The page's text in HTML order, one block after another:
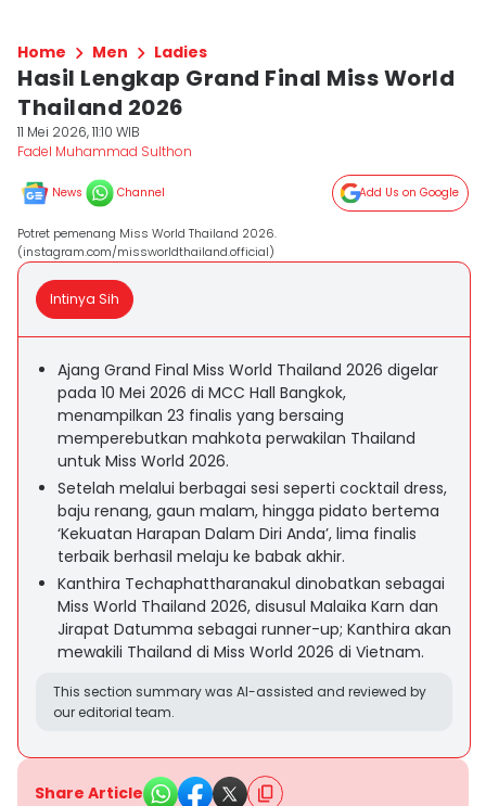
Home Men Ladies
Hasil Lengkap Grand Final Miss World
Thailand 2026
11 Mei 2026, 11:10 WIB
Fadel Muhammad Sulthon
News Channel Add Us on Google
Potret pemenang Miss World Thailand 2026.
(instagram.com/missworldthailand.official)
Intinya Sih
Ajang Grand Final Miss World Thailand 2026 digelar
pada 10 Mei 2026 di MCC Hall Bangkok,
menampilkan 23 finalis yang bersaing
memperebutkan mahkota perwakilan Thailand
untuk Miss World 2026.
Setelah melalui berbagai sesi seperti cocktail dress,
baju renang, gaun malam, hingga pidato bertema
‘Kekuatan Harapan Dalam Diri Anda’, lima finalis
terbaik berhasil melaju ke babak akhir.
Kanthira Techaphattharanakul dinobatkan sebagai
Miss World Thailand 2026, disusul Malaika Karn dan
Jirapat Datumma sebagai runner-up; Kanthira akan
mewakili Thailand di Miss World 2026 di Vietnam.
This section summary was AI-assisted and reviewed by
our editorial team.
Share Article